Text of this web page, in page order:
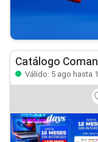
Catálogo
Válido: 5 ago hasta